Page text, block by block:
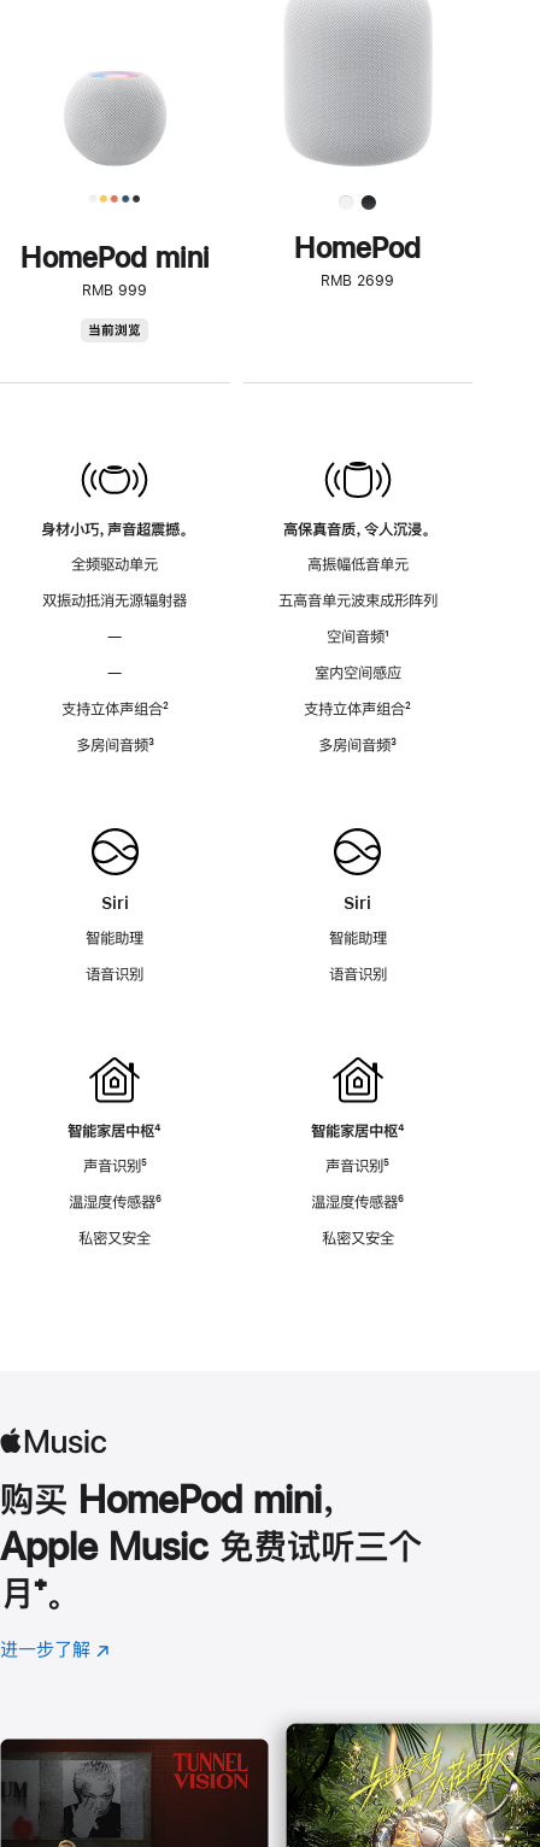
HomePod mini
RMB 999
当前浏览
身材小巧，声音超震撼。
全频驱动单元
双振动抵消无源辐射器
—
—
支持立体声组合脚
²
多房间音频脚
³
Siri
智能助理
语音识别
智能家居中枢脚
⁴
声音识别脚
⁵
温湿度传感器脚
⁶
私密又安全
了
解
HomePod<
HomePod
RMB 2699
高保真音质，令人沉浸。
高振幅低音单元
五高音单元波束成形阵列
空间音频脚
¹
室内空间感应
支持立体声组合脚
²
多房间音频脚
³
Siri
智能助理
语音识别
智能家居中枢脚
⁴
声音识别脚
⁵
温湿度传感器脚
⁶
私密又安全
购买 HomePod mini，
Apple Music 免费试听三个
月 脚
注
⁺。
进一步了解 Apple
(在
口
中
打
开)